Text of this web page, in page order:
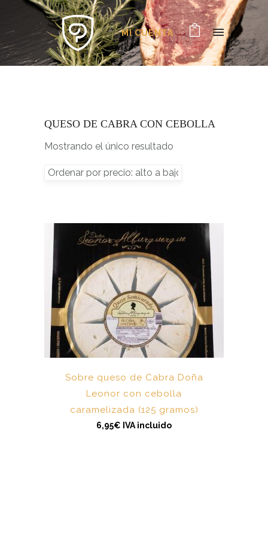
MI CUENTA
QUESO DE CABRA CON CEBOLLA
Mostrando el único resultado
Sobre queso de Cabra Doña
Leonor con cebolla
caramelizada (125 gramos)
6,95€ IVA incluido